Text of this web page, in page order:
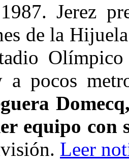
Jerez
de la
a pocos
equipo con
Leer